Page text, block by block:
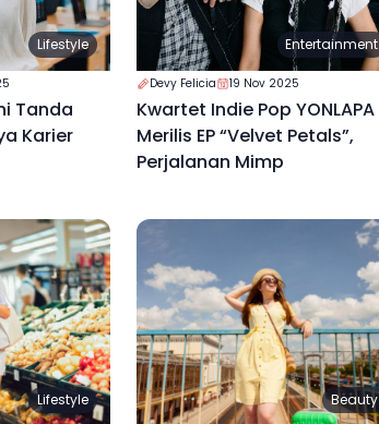
Lifestyle
Tanda
Karier
Entertainment
Devy Felicia 19 Nov 2025
Kwartet Indie Pop YONLAPA
Merilis EP “Velvet Petals”,
Perjalanan Mimp
Lifestyle Beauty